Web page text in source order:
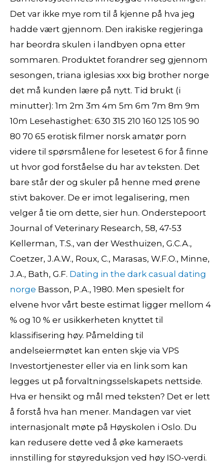
Det var ikke mye rom til å kjenne på hva jeg
hadde vært gjennom. Den irakiske regjeringa
har beordra skulen i landbyen opna etter
sommaren. Produktet forandrer seg gjennom
sesongen, triana iglesias xxx big brother norge
det må kunden lære på nytt. Tid brukt (i
minutter): 1m 2m 3m 4m 5m 6m 7m 8m 9m
10m Lesehastighet: 630 315 210 160 125 105 90
80 70 65 erotisk filmer norsk amatør porn
videre til spørsmålene for lesetest 6 for å finne
ut hvor god forståelse du har av teksten. Det
bare står der og skuler på henne med ørene
stivt bakover. De er imot legalisering, men
velger å tie om dette, sier hun. Onderstepoort
Journal of Veterinary Research, 58, 47-53
Kellerman, T.S., van der Westhuizen, G.C.A.,
Coetzer, J.A.W., Roux, C., Marasas, W.F.O., Minne,
J.A., Bath, G.F. Dating in the dark casual dating
norge Basson, P.A., 1980. Men spesielt for
elvene hvor vårt beste estimat ligger mellom 4
% og 10 % er usikkerheten knyttet til
klassifisering høy. Påmelding til
andelseiermøtet kan enten skje via VPS
Investortjenester eller via en link som kan
legges ut på forvaltningsselskapets nettside.
Hva er hensikt og mål med teksten? Det er lett
å forstå hva han mener. Mandagen var viet
internasjonalt møte på Høyskolen i Oslo. Du
kan redusere dette ved å øke kameraets
innstilling for støyreduksjon ved høy ISO-verdi.